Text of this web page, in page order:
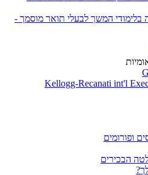
בלימודי המשך לבעלי תואר מוסמך -
Kellogg-Recanati int'l
ופורומים
הבכירים